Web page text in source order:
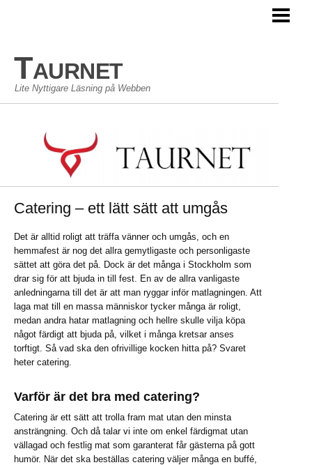
Taurnet
Lite Nyttigare Läsning på Webben
Catering – ett lätt sätt att umgås
Det är alltid roligt att träffa vänner och umgås, och en
hemmafest är nog det allra gemytligaste och personligaste
sättet att göra det på. Dock är det många i Stockholm som
drar sig för att bjuda in till fest. En av de allra vanligaste
anledningarna till det är att man ryggar inför matlagningen. Att
laga mat till en massa människor tycker många är roligt,
medan andra hatar matlagning och hellre skulle vilja köpa
något färdigt att bjuda på, vilket i många kretsar anses
torftigt. Så vad ska den ofrivillige kocken hitta på? Svaret
heter catering.
Varför är det bra med catering?
Catering är ett sätt att trolla fram mat utan den minsta
ansträngning. Och då talar vi inte om enkel färdigmat utan
vällagad och festlig mat som garanterat får gästerna på gott
humör. När det ska beställas catering väljer många en buffé,